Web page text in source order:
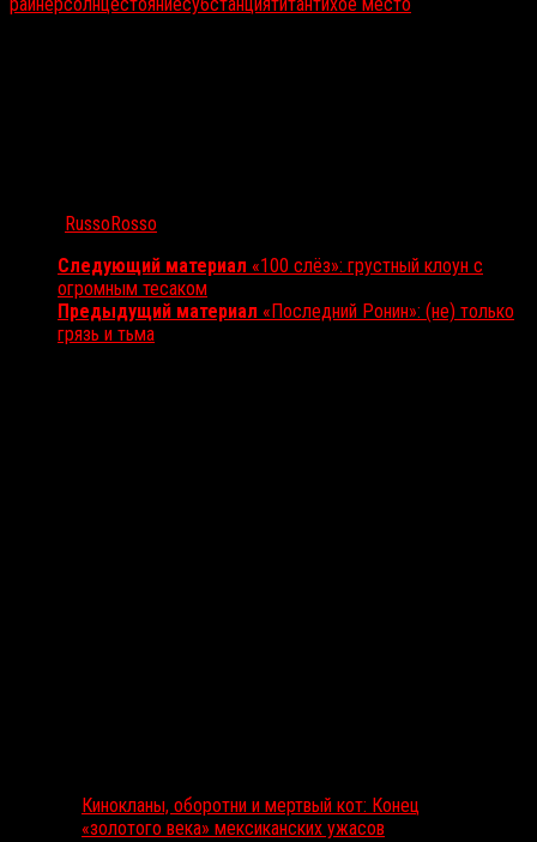
райнерсолнцестояниесубстанциятитантихое место
RussoRosso
Следующий материал «100 слёз»: грустный клоун с
огромным тесаком
Предыдущий материал «Последний Ронин»: (не) только
грязь и тьма
Кинокланы, оборотни и мертвый кот: Конец
«золотого века» мексиканских ужасов